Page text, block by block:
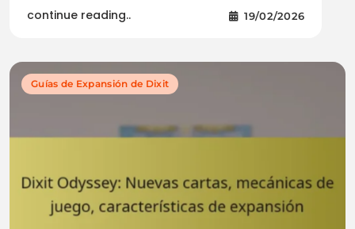
continue reading.. 19/02/2026
Guías de Expansión de Dixit